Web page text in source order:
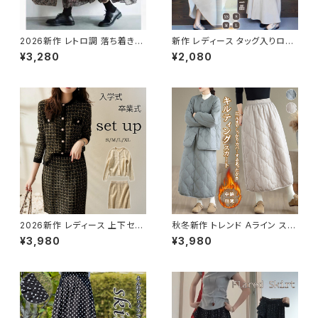
2026新作 レトロ調 落ち着き感
ダブルレイヤー 大きめフレア プ
リントスカート 春夏 レディース
¥3,280
新作 レディース タッグ入りロン
グスカート 着痩せ カジュアル
春夏 秋 カジュアル
¥2,080
2026新作 レディース 上下セッ
ト セットアップ ジャケット おしゃ
れ スカート ツイード ニット
¥3,980
秋冬新作 トレンド Ａライン スカ
ート キルティング 保温 防寒 蓄
熱 ひざ掛け ウエストゴム ロン
¥3,980